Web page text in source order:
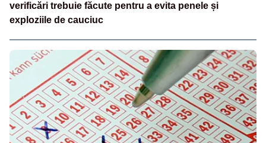
verificări trebuie făcute pentru a evita penele și
exploziile de cauciuc